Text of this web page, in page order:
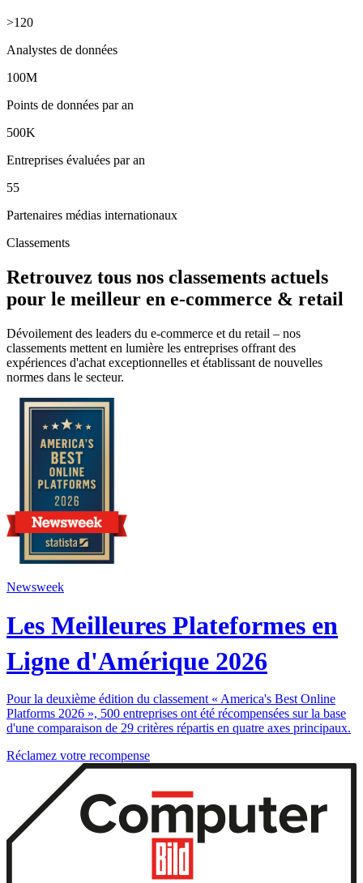
>120
Analystes de données
100M
Points de données par an
500K
Entreprises évaluées par an
55
Partenaires médias internationaux
Classements
Retrouvez tous nos classements actuels
pour le meilleur en e-commerce & retail
Dévoilement des leaders du e-commerce et du retail – nos
classements mettent en lumière les entreprises offrant des
expériences d'achat exceptionnelles et établissant de nouvelles
normes dans le secteur.
Newsweek
Les Meilleures Plateformes en
Ligne d'Amérique 2026
Pour la deuxième édition du classement « America's Best Online
Platforms 2026 », 500 entreprises ont été récompensées sur la base
d'une comparaison de 29 critères répartis en quatre axes principaux.
Réclamez votre recompense